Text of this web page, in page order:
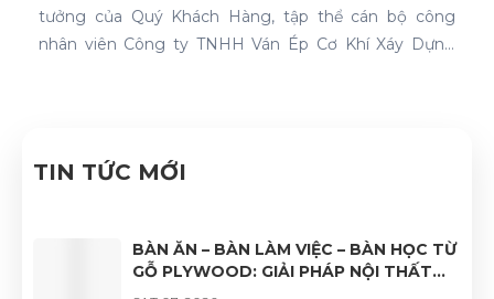
tưởng của Quý Khách Hàng, tập thể cán bộ công
nhân viên Công ty TNHH Ván Ép Cơ Khí Xáy Dựng
TIN TỨC MỚI
BÀN ĂN – BÀN LÀM VIỆC – BÀN HỌC TỪ
GỖ PLYWOOD: GIẢI PHÁP NỘI THẤT
BỀN ĐẸP, HIỆN ĐẠI VÀ ĐA DẠNG ỨNG